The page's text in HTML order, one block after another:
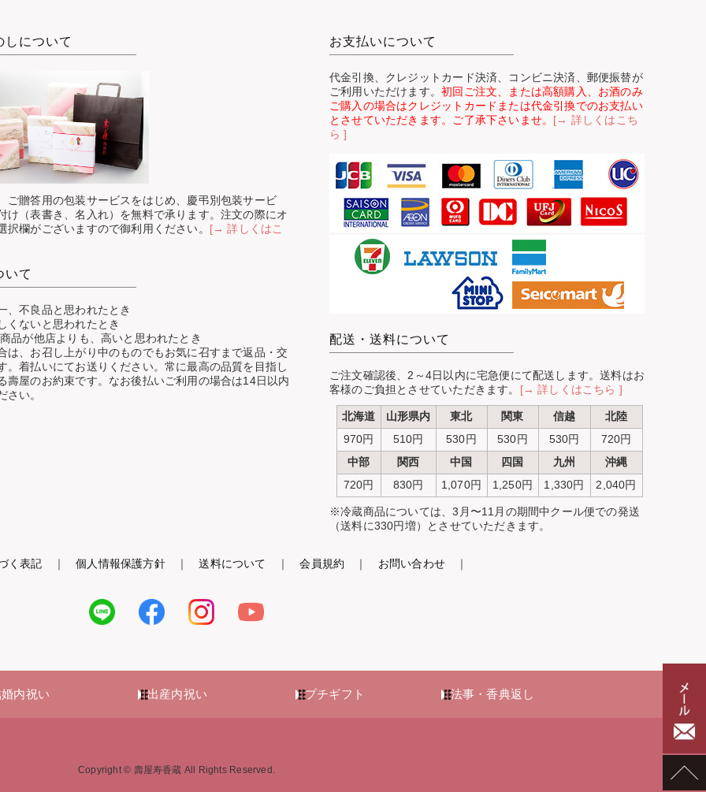
しについて
ご贈答用の包装サービスをはじめ、慶弔別包装サービ
け（表書き、名入れ）を無料で承ります。注文の際にオ
択欄がございますので御利用ください。 [→ 詳しくはこ
いて
、不良品と思われたとき
くないと思われたとき
品が他店よりも、高いと思われたとき
は、お召し上がり中のものでもお気に召すまで返品・交
。着払いにてお送りください。常に最高の品質を目指し
壽屋のお約束です。なお後払いご利用の場合は14日以内
さい。
お支払いについて
代金引換、クレジットカード決済、コンビニ決済、郵便振替が
ご利用いただけます。初回ご注文、または高額購入、お酒のみ
ご購入の場合はクレジットカードまたは代金引換でのお支払い
とさせていただきます。ご了承下さいませ。 [→ 詳しくはこち
ら ]
配送・送料について
ご注文確認後、2～4日以内に宅急便にて配送します。送料はお
客様のご負担とさせていただきます。 [→ 詳しくはこちら ]
北海道 山形県内 東北 関東 信越
北陸
970円
510円 530円 530円 530円
720円
中部
関西 中国 四国 九州
沖縄
720円
830円 1,070円 1,250円 1,330円 2,040円
※冷蔵商品については、3月〜11月の期間中クール便での発送
（送料に330円増）とさせていただきます。
く表記 ｜個人情報保護方針｜送料について ｜会員規約 ｜ お問い合わせ ｜
内祝い 出産内祝い プチギフト 法事・香典返し
Copyright © 壽屋寿香蔵 All Rights Reserved.